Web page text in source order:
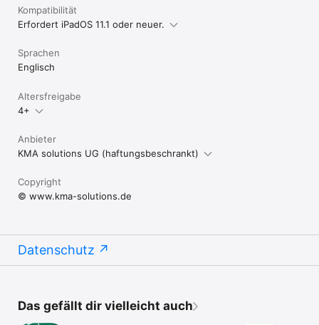
Kompatibilität
Erfordert iPadOS 11.1 oder neuer.
Sprachen
Englisch
Altersfreigabe
4+
Anbieter
KMA solutions UG (haftungsbeschrankt)
Copyright
© www.kma-solutions.de
Datenschutz
Das gefällt dir vielleicht auch